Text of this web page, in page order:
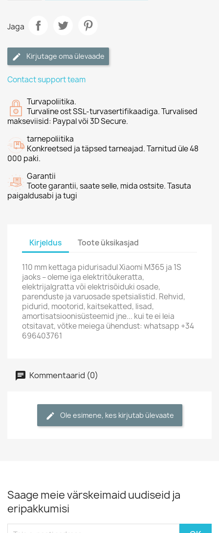
Jaga
Kirjutage oma ülevaade
Contact support team
Turvapoliitika.
Turvaline ost SSL-turvasertifikaadiga. Turvalised
makseviisid: Paypal või 3D Secure.
tarnepoliitika
Konkreetsed ja täpsed tarneajad. Tarnitud üle 48
000 paki.
Garantii
Toote garantii, saate selle, mida ostsite. Tasuta
paigaldusabi ja tugi
Kirjeldus Toote üksikasjad
110 mm kettaga pidurisadul Xiaomi M365 ja 1S
jaoks – oleme iga elektritõukeratta,
elektrijalgratta või elektrisõiduki osade,
parenduste ja varuosade spetsialistid. Rehvid,
pidurid, mootorid, kaitsekatted, lisad,
amortisatsioonisüsteemid jne... kui te ei leia
otsitavat, võtke meiega ühendust: whatsapp +34
696403761
Kommentaarid (0)
Ole esimene, kes kirjutab ülevaate
Saage meie värskeimaid uudiseid ja
eripakkumisi